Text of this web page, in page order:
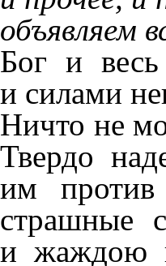
объявляем
Бог и
и силами
Ничто не
Твердо
им
страшные
и жаждою